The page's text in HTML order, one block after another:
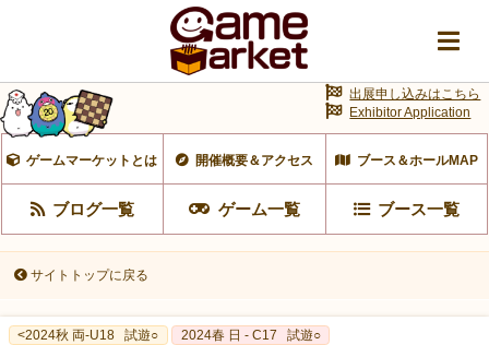
ゲームマーケットとは 開催概要＆アクセス ブース＆ホールMAP
ブログ一覧 ゲーム一覧 ブース一覧
出展申し込みはこちら
Exhibitor Application
サイトトップに戻る
<2024秋 両-U18 試遊○ 2024春 日 - C17 試遊○